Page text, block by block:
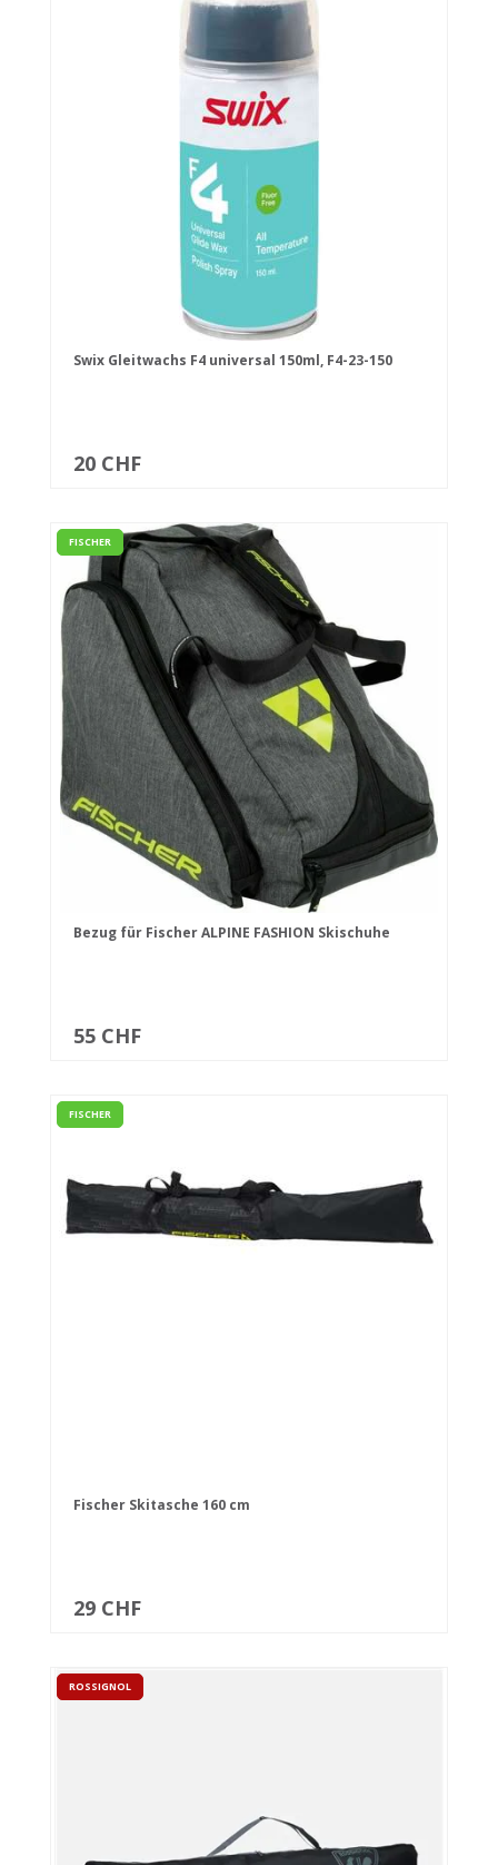
Swix Gleitwachs F4 universal 150ml, F4-23-150
20 CHF
FISCHER
Bezug für Fischer ALPINE FASHION Skischuhe
55 CHF
FISCHER
Fischer Skitasche 160 cm
29 CHF
ROSSIGNOL